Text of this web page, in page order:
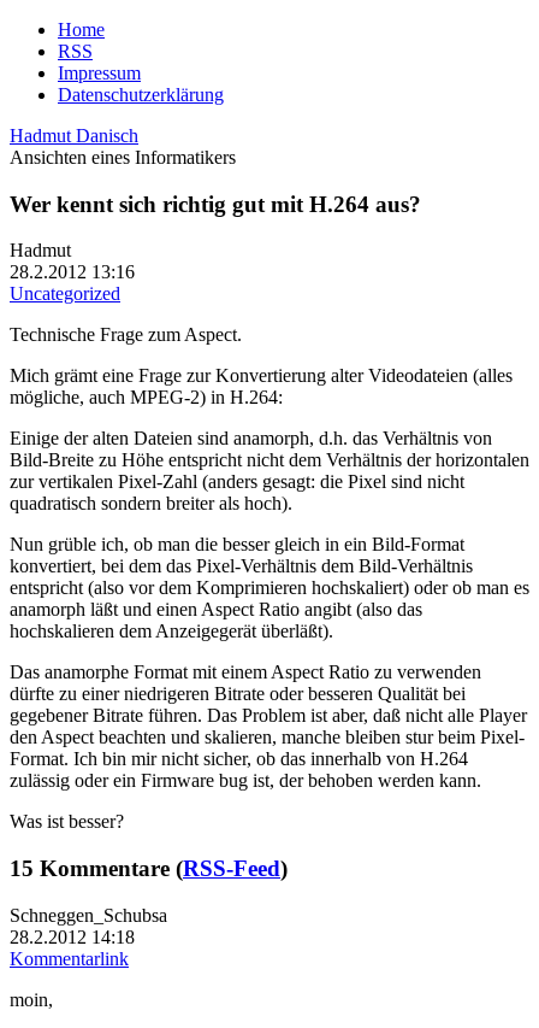
Home
RSS
Impressum
Datenschutzerklärung
Hadmut Danisch
Ansichten eines Informatikers
Wer kennt sich richtig gut mit H.264 aus?
Hadmut
28.2.2012 13:16
Uncategorized
Technische Frage zum Aspect.
Mich grämt eine Frage zur Konvertierung alter Videodateien (alles
mögliche, auch MPEG-2) in H.264:
Einige der alten Dateien sind anamorph, d.h. das Verhältnis von
Bild-Breite zu Höhe entspricht nicht dem Verhältnis der horizontalen
zur vertikalen Pixel-Zahl (anders gesagt: die Pixel sind nicht
quadratisch sondern breiter als hoch).
Nun grüble ich, ob man die besser gleich in ein Bild-Format
konvertiert, bei dem das Pixel-Verhältnis dem Bild-Verhältnis
entspricht (also vor dem Komprimieren hochskaliert) oder ob man es
anamorph läßt und einen Aspect Ratio angibt (also das
hochskalieren dem Anzeigegerät überläßt).
Das anamorphe Format mit einem Aspect Ratio zu verwenden
dürfte zu einer niedrigeren Bitrate oder besseren Qualität bei
gegebener Bitrate führen. Das Problem ist aber, daß nicht alle Player
den Aspect beachten und skalieren, manche bleiben stur beim Pixel-
Format. Ich bin mir nicht sicher, ob das innerhalb von H.264
zulässig oder ein Firmware bug ist, der behoben werden kann.
Was ist besser?
15 Kommentare (RSS-Feed)
Schneggen_Schubsa
28.2.2012 14:18
Kommentarlink
moin,